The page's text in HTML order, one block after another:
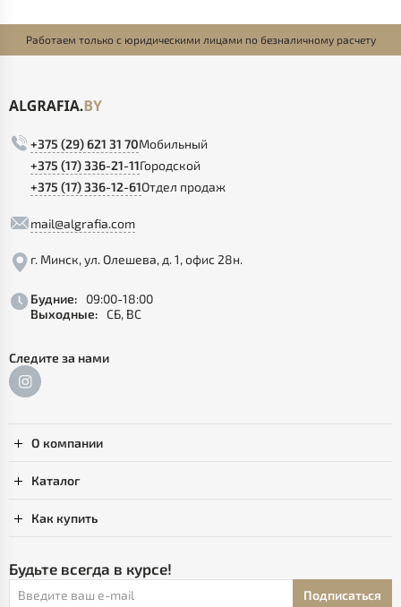
Работаем только с юридическими лицами по безналичному расчету
+375 (29) 621 31 70Мобильный
+375 (17) 336-21-11Городской
+375 (17) 336-12-61Отдел продаж
mail@algrafia.com
г. Минск, ул. Олешева, д. 1, офис 28н.
Будние:
09:00-18:00
Выходные: СБ, ВС
Следите за нами
О компании
Каталог
Как купить
Будьте всегда в курсе!
Подписаться